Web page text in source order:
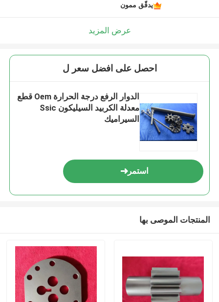
يدقّق ممون
عرض المزيد
احصل على افضل سعر ل
الدوار الرفع درجة الحرارة Oem قطع
معدلة الكربيد السيليكون Ssic
السيراميك
استمر
المنتجات الموصى بها